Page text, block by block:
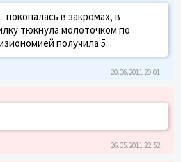
покопалась в закромах, в
тюкнула молоточком по
получила 5...
20.06.2011 20:01
26.05.2011 22:52